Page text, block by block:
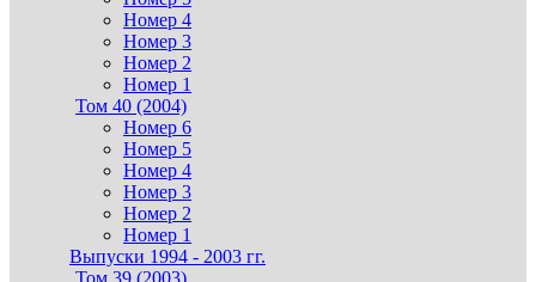
Номер 4
Номер 3
Номер 2
Номер 1
Том 40 (2004)
Номер 6
Номер 5
Номер 4
Номер 3
Номер 2
Номер 1
Выпуски 1994 - 2003 гг.
Том 39 (2003)